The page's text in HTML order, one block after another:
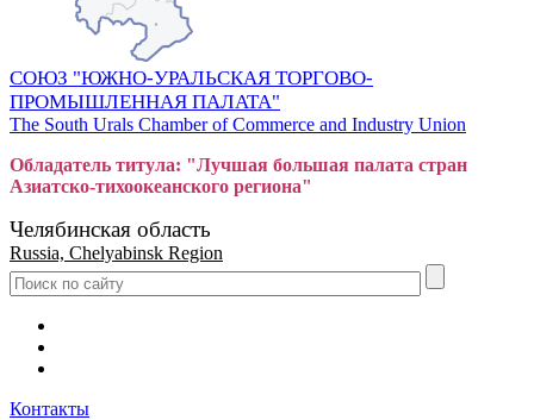
СОЮЗ "ЮЖНО-УРАЛЬСКАЯ ТОРГОВО-
ПРОМЫШЛЕННАЯ ПАЛАТА"
The South Urals Chamber of Commerce and Industry Union
Обладатель титула: "Лучшая большая палата стран
Азиатско-тихоокеанского региона"
Челябинская область
Russia, Chelyabinsk Region
Контакты